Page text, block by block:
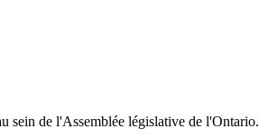
sein de l'Assemblée législative de l'Ontario.